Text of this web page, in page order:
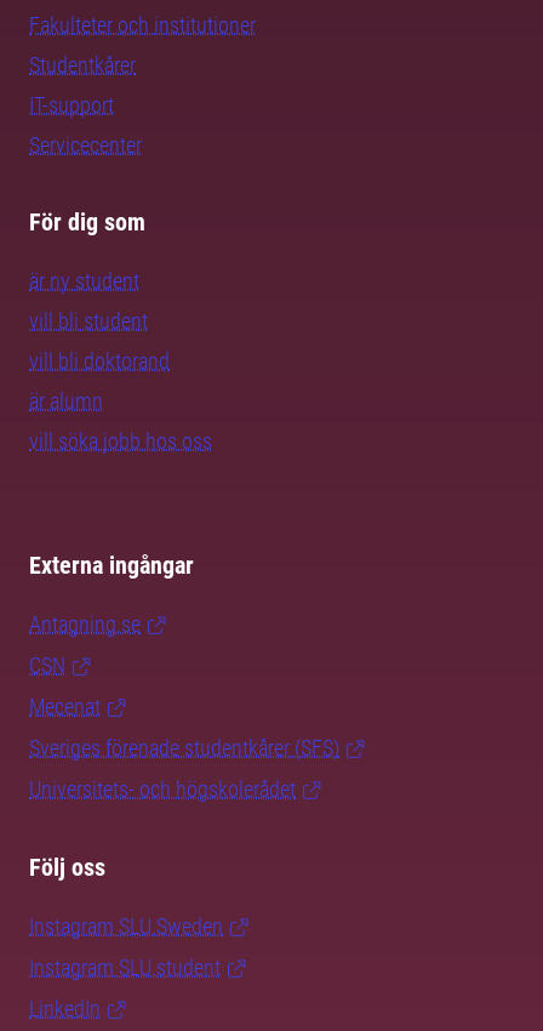
Fakulteter och institutioner
Studentkårer
IT-support
Servicecenter
För dig som
är ny student
vill bli student
vill bli doktorand
är alumn
vill söka jobb hos oss
Externa ingångar
Antagning.se
CSN
Mecenat
Sveriges förenade studentkårer (SFS)
Universitets- och högskolerådet
Följ oss
Instagram SLU.Sweden
Instagram SLU.student
LinkedIn